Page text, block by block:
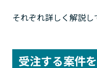
それぞれ詳しく解説し
受注する案件